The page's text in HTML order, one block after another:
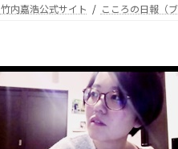
竹内嘉浩公式サイト こころの日報（ブ